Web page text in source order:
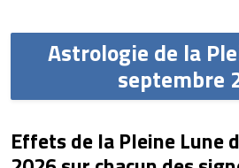
Astrologie de la
septembre
Effets de la Pleine Lune